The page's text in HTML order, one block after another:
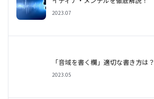
2023.07
「音域を書く欄」適切な書き方は？
2023.05